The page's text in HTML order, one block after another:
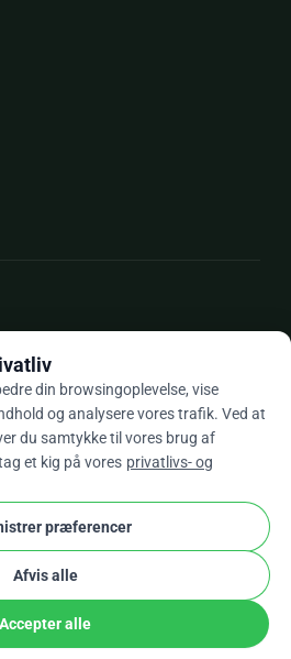
på 500+ anmeldelser
Privatliv og cookies
checkVerificeret Partner
din browsingoplevelse, vise
og analysere vores trafik. Ved at
du samtykke til vores brug af
et kig på vores privatlivs- og
præferencer
Afvis alle
Accepter alle